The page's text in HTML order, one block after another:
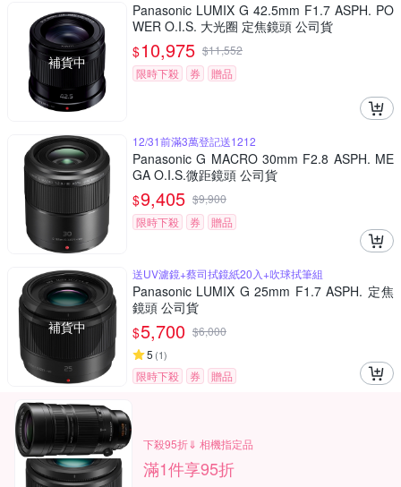
補貨中
Panasonic LUMIX G 42.5mm F1.7 ASPH. PO
WER O.I.S. 大光圈 定焦鏡頭 公司貨
$10,975 $11,552
限時下殺
券 贈品
12/31前滿3萬登記送1212
Panasonic G MACRO 30mm F2.8 ASPH. ME
GA O.I.S.微距鏡頭 公司貨
$9,405 $9,900
限時下殺
券 贈品
補貨中
送UV濾鏡+蔡司拭鏡紙20入+吹球拭筆組
Panasonic LUMIX G 25mm F1.7 ASPH. 定焦
鏡頭 公司貨
$5,700 $6,000
5 (1)
限時下殺 券 贈品
下殺95折⇓ 相機指定品
滿1件享95折